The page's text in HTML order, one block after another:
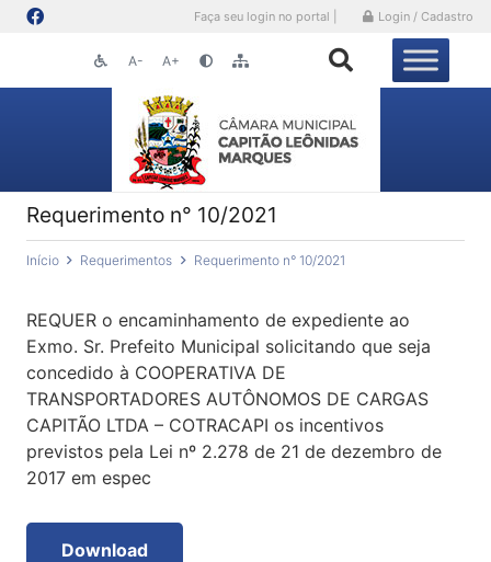
Faça seu login no portal | Login / Cadastro
A- A+
Requerimento n° 10/2021
Início Requerimentos Requerimento n° 10/2021
REQUER o encaminhamento de expediente ao
Exmo. Sr. Prefeito Municipal solicitando que seja
concedido à COOPERATIVA DE
TRANSPORTADORES AUTÔNOMOS DE CARGAS
CAPITÃO LTDA – COTRACAPI os incentivos
previstos pela Lei nº 2.278 de 21 de dezembro de
2017 em espec
Download